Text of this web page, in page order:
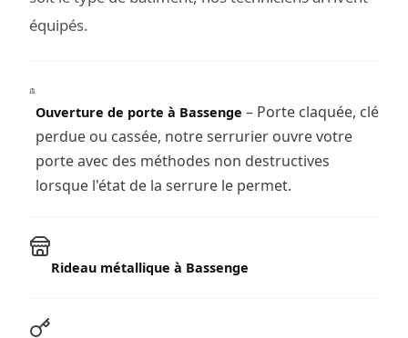
équipés.
Ouverture de porte à Bassenge – Porte claquée, clé
perdue ou cassée, notre serrurier ouvre votre
porte avec des méthodes non destructives
lorsque l'état de la serrure le permet.
Rideau métallique à Bassenge